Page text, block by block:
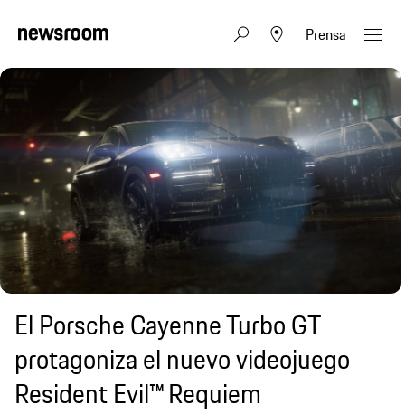
Prensa
El Porsche Cayenne Turbo GT
protagoniza el nuevo videojuego
Resident Evil™ Requiem